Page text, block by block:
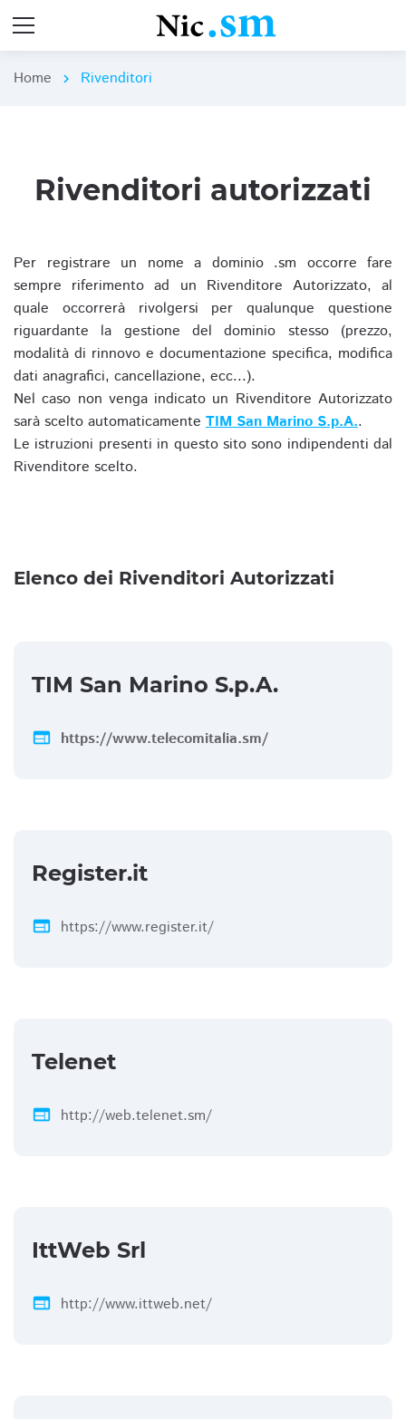
Home chevron_right Rivenditori
Rivenditori autorizzati
Per registrare un nome a dominio .sm occorre fare
sempre riferimento ad un Rivenditore Autorizzato, al
quale occorrerà rivolgersi per qualunque questione
riguardante la gestione del dominio stesso (prezzo,
modalità di rinnovo e documentazione specifica, modifica
dati anagrafici, cancellazione, ecc...).
Nel caso non venga indicato un Rivenditore Autorizzato
sarà scelto automaticamente TIM San Marino S.p.A..
Le istruzioni presenti in questo sito sono indipendenti dal
Rivenditore scelto.
Elenco dei Rivenditori Autorizzati
TIM San Marino S.p.A.
web https://www.telecomitalia.sm/
Register.it
web https://www.register.it/
Telenet
web http://web.telenet.sm/
IttWeb Srl
web http://www.ittweb.net/